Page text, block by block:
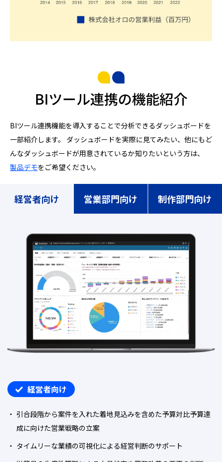
BIツール連携の機能紹介
BIツール連携機能を導入することで分析できるダッシュボードを
一部紹介します。
ダッシュボードを実際に見てみたい、他にもど
んなダッシュボードが用意されているか知りたいという方は、
製品デモをご希望ください。
経営者向け 営業部門向け 制作部門向け
経営者向け
引合段階から案件を入れた着地見込みを含めた予算対比予算達
成に向けた営業戦略の立案
タイムリーな業績の可視化による経営判断のサポート